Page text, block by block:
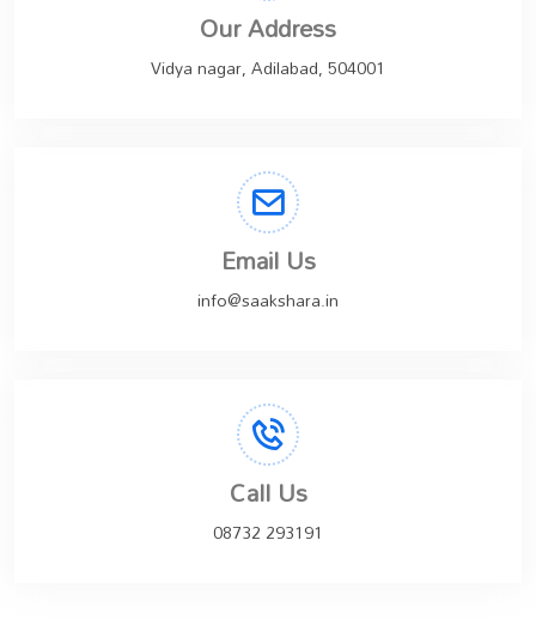
Our Address
Vidya nagar, Adilabad, 504001
Email Us
info@saakshara.in
Call Us
08732 293191